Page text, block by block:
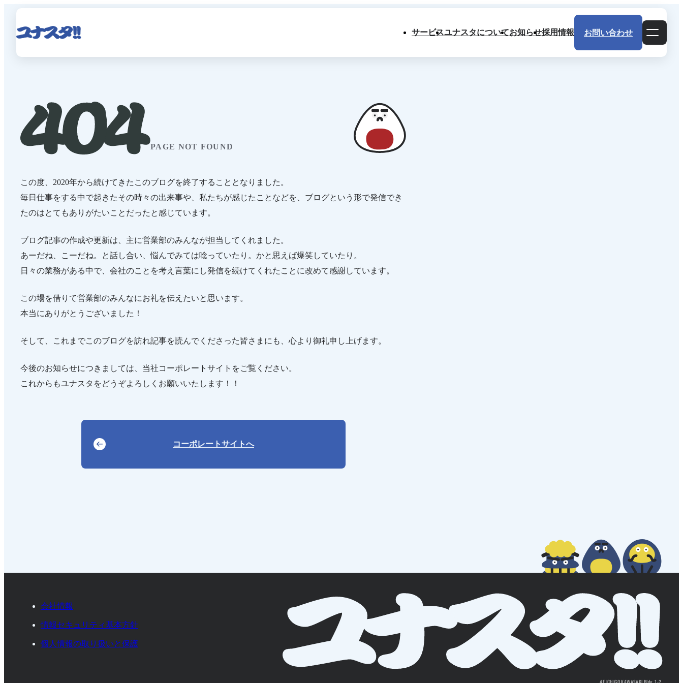
サービスユナスタについてお知らせ採用情報 お問い合わせ
PAGE NOT FOUND
この度、2020年から続けてきたこのブログを終了することとなりました。
毎日仕事をする中で起きたその時々の出来事や、私たちが感じたことなどを、ブログという形で発信でき
たのはとてもありがたいことだったと感じています。
ブログ記事の作成や更新は、主に営業部のみんなが担当してくれました。
あーだね、こーだね。と話し合い、悩んでみては唸っていたり。かと思えば爆笑していたり。
日々の業務がある中で、会社のことを考え言葉にし発信を続けてくれたことに改めて感謝しています。
この場を借りて営業部のみんなにお礼を伝えたいと思います。
本当にありがとうございました！
そして、これまでこのブログを訪れ記事を読んでくださった皆さまにも、心より御礼申し上げます。
今後のお知らせにつきましては、当社コーポレートサイトをご覧ください。
これからもユナスタをどうぞよろしくお願いいたします！！
コーポレートサイトへ
会社情報
情報セキュリティ基本方針
個人情報の取り扱いと保護